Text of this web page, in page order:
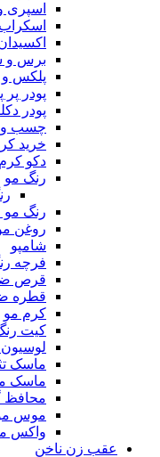
اسپری
برس و
پلکس و
پودر
پودر
چسب و
خرید
دکو
رنگ مو
رنگ مو
روغن
شامپو
فرچه
قرص
قطره
کرم مو
کیت
ماسک
ماسک
موس
واکس
عقب زن ناخن